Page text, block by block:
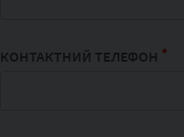
КОНТАКТНИЙ ТЕЛЕФОН *